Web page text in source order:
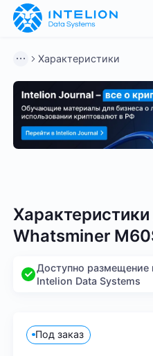
Характеристики
Whatsminer
Доступно размещение
Intelion Data Systems
Под заказ